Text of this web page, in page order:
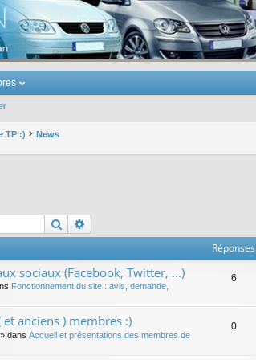
Touran
TP :) News
Rechercher
Réponses
sociaux (Facebook, Twitter, ...)
Fonctionnement du site : avis, demande,
6
anciens ) membres :)
» dans Accueil et présentations des membres de
0